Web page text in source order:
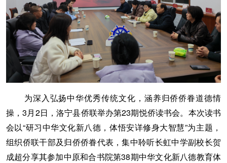
为深入弘扬中华优秀传统文化，涵养归侨侨眷道德情
操，3月2日，洛宁县侨联举办第23期悦侨读书会。本次读书
会以“研习中华文化新八德，体悟安详修身大智慧”为主题，
组织侨联干部及归侨侨眷代表，集中聆听长虹中学副校长贺
成超分享其参加中原和合书院第38期中华文化新八德教育体